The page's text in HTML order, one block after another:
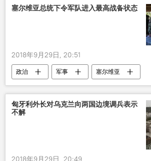
塞尔维亚总统下令军队进入最高战备状态
2018年9月29日, 20:51
政治 军事
塞尔维亚
科索沃
军队 战备状态
匈牙利外长对乌克兰向两国边境调兵表示
不解
2018年9月29日, 20:49